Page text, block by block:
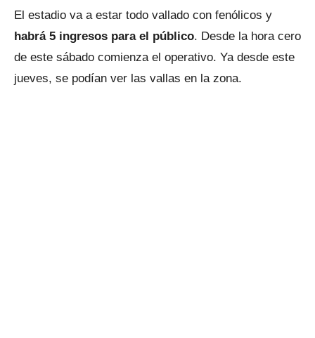
El estadio va a estar todo vallado con fenólicos y
habrá 5 ingresos para el público. Desde la hora cero
de este sábado comienza el operativo. Ya desde este
jueves, se podían ver las vallas en la zona.